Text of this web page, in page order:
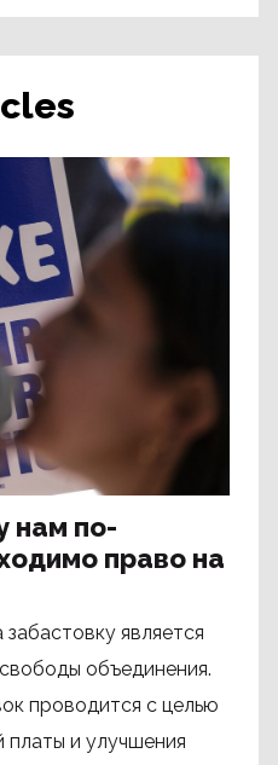
нам по-
право на
забастовку является
объединения.
проводится с целью
и улучшения